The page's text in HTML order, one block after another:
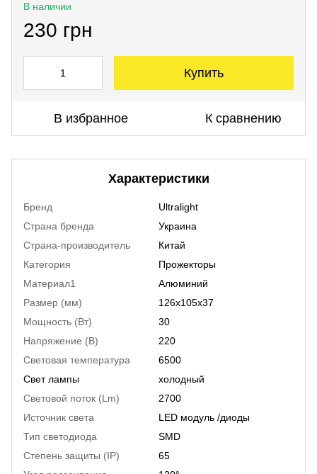
В наличии
230 грн
Купить
В избранное К сравнению
Характеристики
Бренд
Ultralight
Страна бренда
Украина
Страна-производитель
Китай
Категория
Прожекторы
Материал1
Алюминий
Размер (мм)
126x105x37
Мощность (Вт)
30
Напряжение (В)
220
Световая температура
6500
Свет лампы
холодный
Световой поток (Lm)
2700
Источник света
LED модуль /диоды
Тип светодиода
SMD
Степень защиты (IP)
65